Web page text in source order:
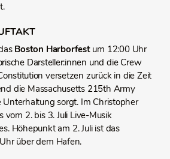
Boston Harborfest um 12:00 Uhr
Darsteller:innen und die Crew
versetzen zurück in die Zeit
die Massachusetts 215th Army
Unterhaltung sorgt. Im Christopher
vom 2. bis 3. Juli Live-Musik
Höhepunkt am 2. Juli ist das
über dem Hafen.